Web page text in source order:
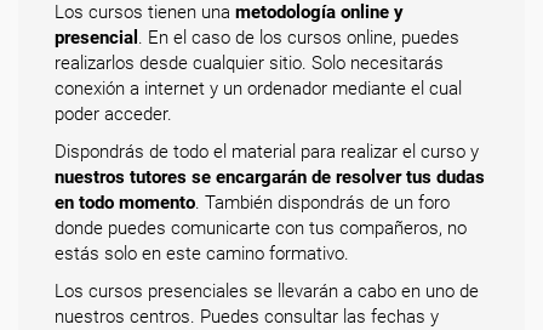
Los cursos tienen una metodología online y
presencial . En el caso de los cursos online, puedes
realizarlos desde cualquier sitio. Solo necesitarás
conexión a internet y un ordenador mediante el cual
poder acceder.
Dispondrás de todo el material para realizar el curso y
nuestros tutores se encargarán de resolver tus dudas
en todo momento. También dispondrás de un foro
donde puedes comunicarte con tus compañeros, no
estás solo en este camino formativo.
Los cursos presenciales se llevarán a cabo en uno de
nuestros centros. Puedes consultar las fechas y